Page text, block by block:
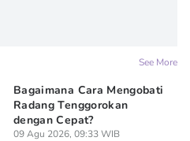
See More
Bagaimana Cara Mengobati
Radang Tenggorokan
dengan Cepat?
09 Agu 2026, 09:33 WIB